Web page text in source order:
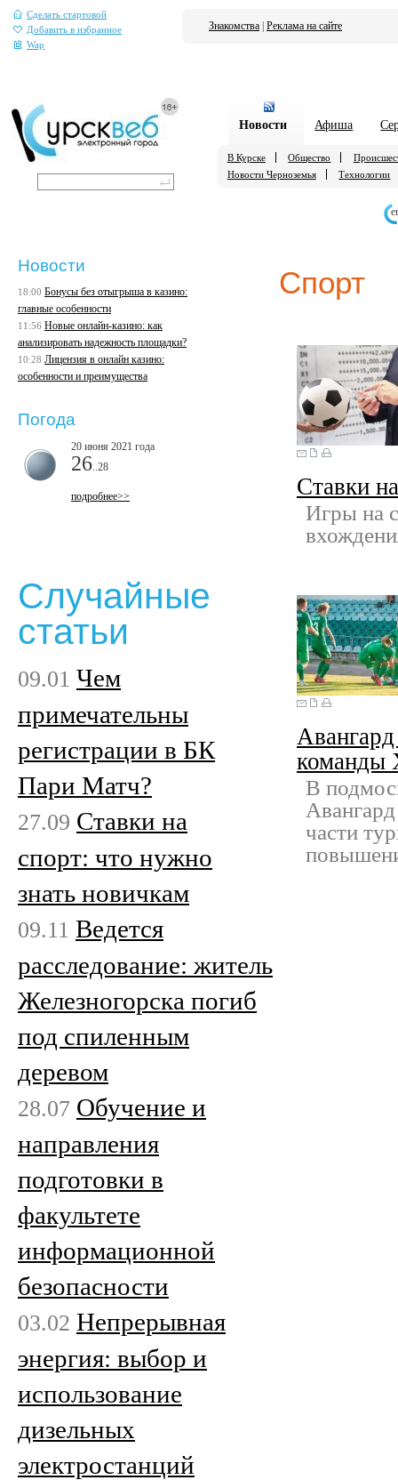
Сделать стартовой
Добавить в избранное
Wap
Знакомства Реклама на сайте
Новости Афиша
В Курске Общество
Новости Черноземья
Технологии
Спорт
Ставки
Игры на
В
части
Новости
18:00 Бонусы без отыгрыша в казино:
главные особенности
11:56 Новые онлайн-казино: как
анализировать надежность площадки?
10:28 Лицензия в онлайн казино:
особенности и преимущества
Погода
20 июня 2021 года
26 ..28
подробнее>>
Случайные
статьи
09.01 Чем
примечательны
регистрации в БК
Пари Матч?
27.09 Ставки на
спорт: что нужно
знать новичкам
09.11 Ведется
расследование: житель
Железногорска погиб
под спиленным
деревом
28.07 Обучение и
направления
подготовки в
факультете
информационной
безопасности
03.02 Непрерывная
энергия: выбор и
использование
дизельных
электростанций